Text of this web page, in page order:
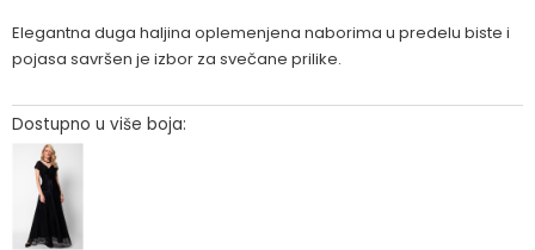
Elegantna duga haljina oplemenjena naborima u predelu biste i
pojasa savršen je izbor za svečane prilike.
Dostupno u više boja: